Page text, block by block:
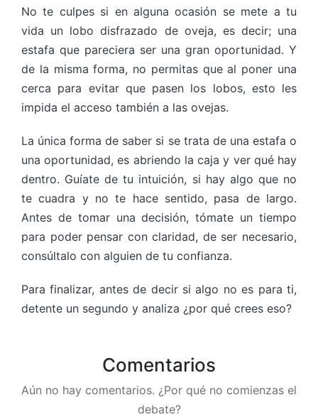
No te culpes si en alguna ocasión se mete a tu
vida un lobo disfrazado de oveja, es decir; una
estafa que pareciera ser una gran oportunidad. Y
de la misma forma, no permitas que al poner una
cerca para evitar que pasen los lobos, esto les
impida el acceso también a las ovejas.
La única forma de saber si se trata de una estafa o
una oportunidad, es abriendo la caja y ver qué hay
dentro. Guíate de tu intuición, si hay algo que no
te cuadra y no te hace sentido, pasa de largo.
Antes de tomar una decisión, tómate un tiempo
para poder pensar con claridad, de ser necesario,
consúltalo con alguien de tu confianza.
Para finalizar, antes de decir si algo no es para ti,
detente un segundo y analiza ¿por qué crees eso?
Comentarios
Aún no hay comentarios. ¿Por qué no comienzas el
debate?